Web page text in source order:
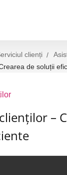
clienți
de soluții
–